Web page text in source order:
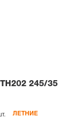
245/35
ЛЕТНИЕ